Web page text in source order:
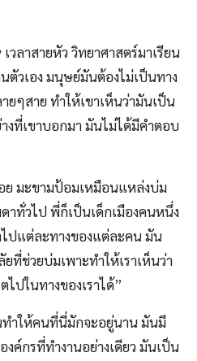
วลาสายหัว วิทยาศาสตร์มาเรียน
ตัวเอง มนุษย์มันต้องไม่เป็นทาง
ยๆสาย ทำให้เขาเห็นว่ามันเป็น
งที่เขาบอกมา มันไม่ได้มีคำตอบ
ย มะขามป้อมเหมือนแหล่งบ่ม
าทั่วไป พี่ก็เป็นเด็กเมืองคนหนึ่ง
ปแต่ละทางของแต่ละคน มัน
ที่ช่วยบ่มเพาะทำให้เราเห็นว่า
ไปในทางของเราได้”
ำให้คนที่นี่มักจะอยู่นาน มันมี
ค์กรที่ทำงานอย่างเดียว มันเป็น